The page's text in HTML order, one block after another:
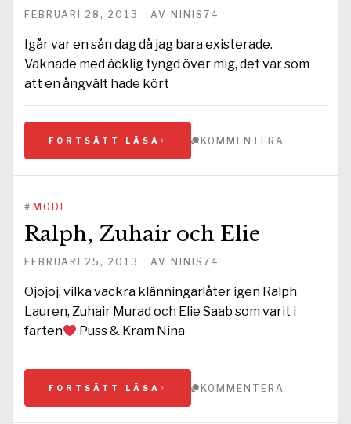
FEBRUARI 28, 2013 AV NINIS74
Igår var en sån dag då jag bara existerade.
Vaknade med äcklig tyngd över mig, det var som
att en ångvält hade kört
FORTSÄTT LÄSA KOMMENTERA
# MODE
Ralph, Zuhair och Elie
FEBRUARI 25, 2013 AV NINIS74
Ojojoj, vilka vackra klänningar!åter igen Ralph
Lauren, Zuhair Murad och Elie Saab som varit i
farten
Puss & Kram Nina
FORTSÄTT LÄSA KOMMENTERA